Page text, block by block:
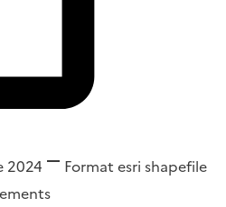
2024 Format esri shapefile